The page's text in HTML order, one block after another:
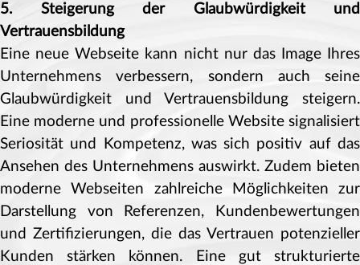
5. Steigerung der Glaubwürdigkeit und
Vertrauensbildung
Eine neue Webseite kann nicht nur das Image Ihres
Unternehmens verbessern, sondern auch seine
Glaubwürdigkeit und Vertrauensbildung steigern.
Eine moderne und professionelle Website signalisiert
Seriosität und Kompetenz, was sich positiv auf das
Ansehen des Unternehmens auswirkt. Zudem bieten
moderne Webseiten zahlreiche Möglichkeiten zur
Darstellung von Referenzen, Kundenbewertungen
und Zertifizierungen, die das Vertrauen potenzieller
Kunden stärken können. Eine gut strukturierte